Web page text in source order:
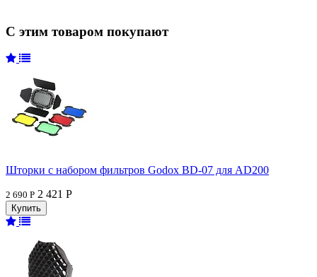
С этим товаром покупают
Шторки с набором фильтров Godox BD-07 для AD200
2 690 Р 2 421 Р